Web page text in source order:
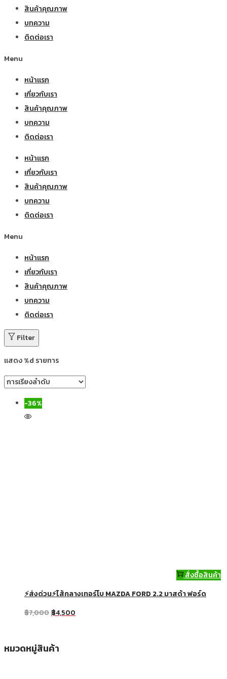
สินค้าคุณภาพ
บทความ
ติดต่อเรา
Menu
หน้าแรก
เกี่ยวกับเรา
สินค้าคุณภาพ
บทความ
ติดต่อเรา
หน้าแรก
เกี่ยวกับเรา
สินค้าคุณภาพ
บทความ
ติดต่อเรา
Menu
หน้าแรก
เกี่ยวกับเรา
สินค้าคุณภาพ
บทความ
ติดต่อเรา
Filter
แสดง %d รายการ
-36%
สั่งซื้อสินค้า
⚡ส่งด่วน⚡ไส้กลางเทอร์โบ MAZDA FORD 2.2 มาสด้า ฟอร์ด
฿7,000฿4,500
หมวดหมู่สินค้า